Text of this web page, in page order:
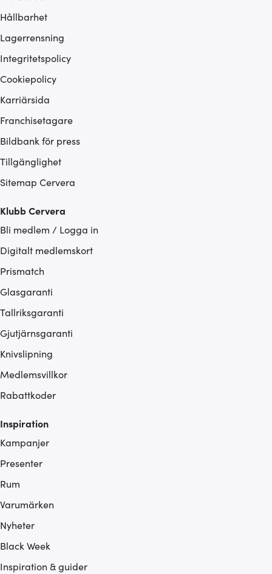
Hållbarhet
Lagerrensning
Integritetspolicy
Cookiepolicy
Karriärsida
Franchisetagare
Bildbank för press
Tillgänglighet
Sitemap Cervera
Klubb Cervera
Bli medlem / Logga in
Digitalt medlemskort
Prismatch
Glasgaranti
Tallriksgaranti
Gjutjärnsgaranti
Knivslipning
Medlemsvillkor
Rabattkoder
Inspiration
Kampanjer
Presenter
Rum
Varumärken
Nyheter
Black Week
Inspiration & guider